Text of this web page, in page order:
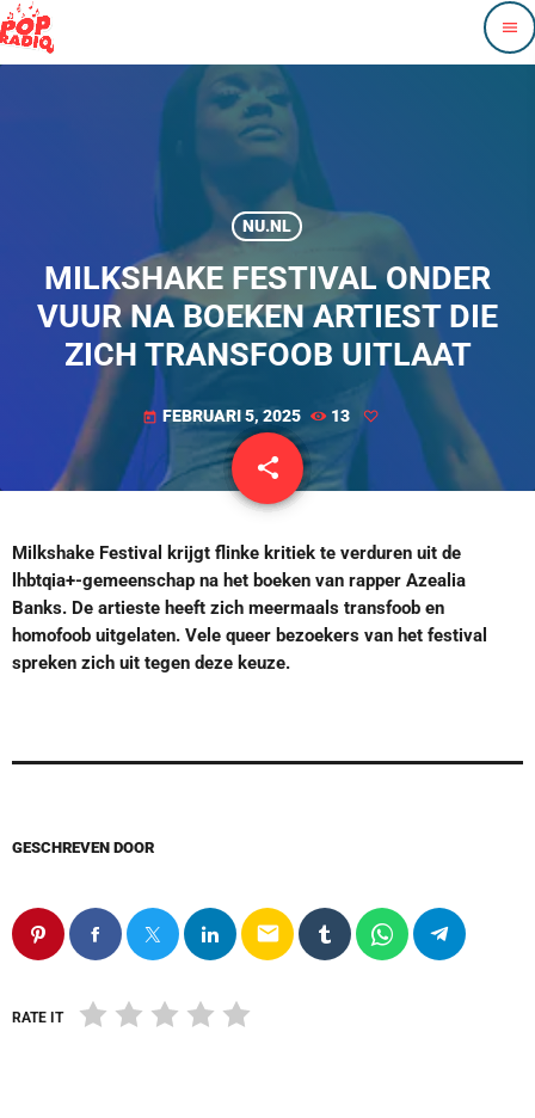
menu
NU.NL
MILKSHAKE FESTIVAL ONDER
VUUR NA BOEKEN ARTIEST DIE
ZICH TRANSFOOB UITLAAT
today FEBRUARI 5, 2025 13
share
email
Milkshake Festival krijgt flinke kritiek te verduren uit de
lhbtqia+-gemeenschap na het boeken van rapper Azealia
Banks. De artieste heeft zich meermaals transfoob en
homofoob uitgelaten. Vele queer bezoekers van het festival
spreken zich uit tegen deze keuze.
GESCHREVEN DOOR
email
RATE IT